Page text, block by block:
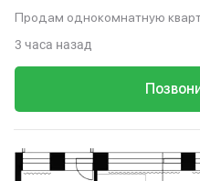
Продам однокомнатную
3 часа назад